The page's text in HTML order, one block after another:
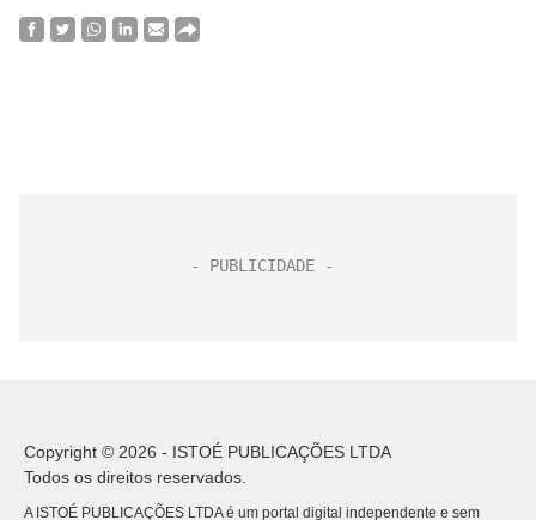
Copyright © 2026 - ISTOÉ PUBLICAÇÕES LTDA
Todos os direitos reservados.
A ISTOÉ PUBLICAÇÕES LTDA é um portal digital independente e sem